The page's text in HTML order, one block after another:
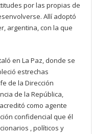
por las propias de
Allí adoptó
argentina, con la que
en La Paz, donde se
estrechas
de la Dirección
de la República,
como agente
confidencial que él
, políticos y